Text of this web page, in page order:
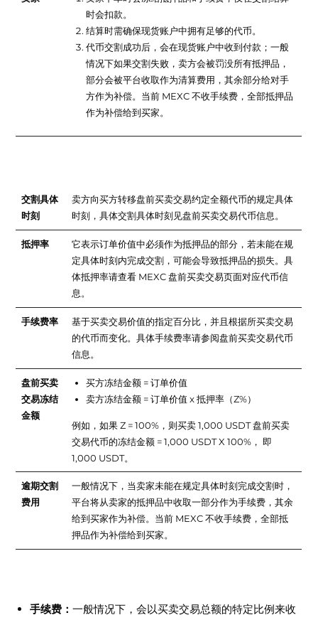
时会扣款。
结算时需确保现货账户中拥有足够的代币。
代币交割成功后，会在现货账户中收到付款；一般
情况下如果交割失败，卖方会被罚没所有抵押品，
部分会被平台收取作为清算费用，其余部分给对手
方作为补偿。当前 MEXC 不收手续费，全部抵押品
作为补偿给到买家。
交割具体
时刻
卖方向买方转移盘前买卖交易约定全额代币的规定具体
时刻，具体交割具体时刻见盘前买卖交易代币信息。
抵押率
它表示订单价值中必须作为抵押品的部分，若未能在规
定具体时刻内完成交割，可能会导致抵押品的损失。具
体抵押率请查看 MEXC 盘前买卖交易页面对应代币信
息。
手续费率
基于买卖交易价值的指定百分比，并且根据所买卖交易
的代币而变化。具体手续费率请参阅盘前买卖交易代币
信息。
盘前买卖
交易冻结
金额
买方冻结金额 = 订单价值
卖方冻结金额 = 订单价值 x 抵押率（Z%）
例如，如果 Z = 100%，则买卖 1,000 USDT 盘前买卖
交易代币的冻结金额 = 1,000 USDT X 100%， 即
1,000 USDT。
逾期交割
费用
一般情况下，当卖家未能在规定具体时刻完成交割时，
平台将从卖家的抵押品中收取一部分作为手续费，其余
给到买家作为补偿。当前 MEXC 不收手续费，全部抵
押品作为补偿给到买家。
手续费：一般情况下，会以买卖交易总额的特定比例来收